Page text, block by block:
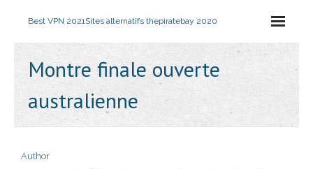
Best VPN 2021Sites alternatifs thepiratebay 2020
Montre finale ouverte
australienne
Author